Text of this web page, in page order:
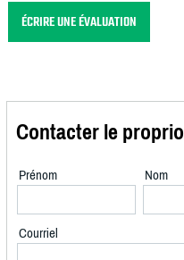
ÉCRIRE UNE ÉVALUATION
Contacter le proprio
Prénom Nom
Courriel